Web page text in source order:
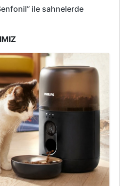
ile sahnelerde